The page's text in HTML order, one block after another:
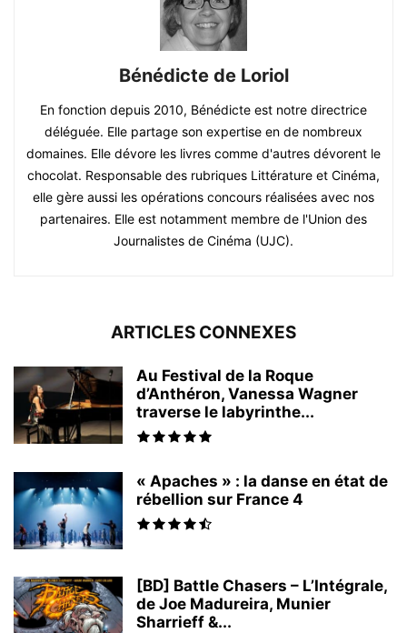
Bénédicte de Loriol
En fonction depuis 2010, Bénédicte est notre directrice
déléguée. Elle partage son expertise en de nombreux
domaines. Elle dévore les livres comme d'autres dévorent le
chocolat. Responsable des rubriques Littérature et Cinéma,
elle gère aussi les opérations concours réalisées avec nos
partenaires. Elle est notamment membre de l'Union des
Journalistes de Cinéma (UJC).
ARTICLES CONNEXES
Au Festival de la Roque
d’Anthéron, Vanessa Wagner
traverse le labyrinthe...
« Apaches » : la danse en état de
rébellion sur France 4
[BD] Battle Chasers – L’Intégrale,
de Joe Madureira, Munier
Sharrieff &...